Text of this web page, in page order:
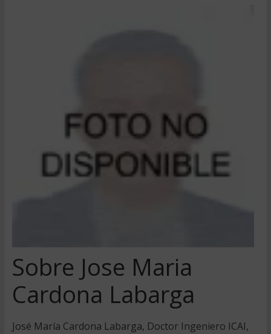
Sobre Jose Maria
Cardona Labarga
José María Cardona Labarga, Doctor Ingeniero ICAI,